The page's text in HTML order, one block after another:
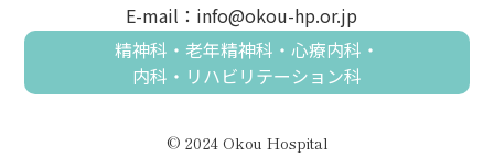
E-mail：info@okou-hp.or.jp
精神科・老年精神科・心療内科・
内科・リハビリテーション科
© 2024 Okou Hospital